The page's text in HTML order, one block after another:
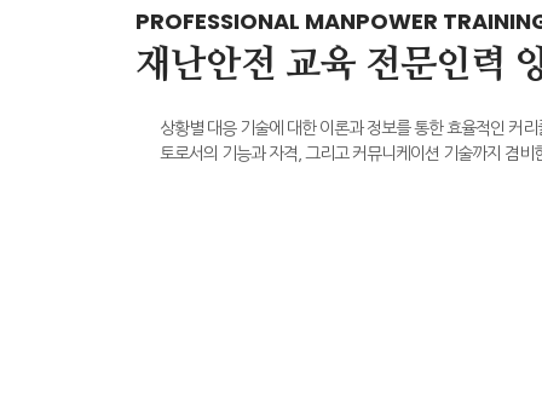
PROFESSIONAL MANPOWER
재난안전 교육 전문인력
상황별 대응 기술에 대한 이론과 정보를 통한 효율적인 커
토로서의 기능과 자격, 그리고 커뮤니케이션 기술까지 겸